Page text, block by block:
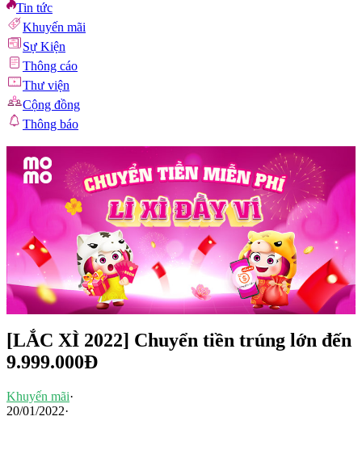
Tin tức
Khuyến mãi
Sự Kiện
Thông cáo
Thư viện
Cộng đồng
Thông báo
[LẮC XÌ 2022] Chuyển tiền trúng lớn đến
9.999.000Đ
Khuyến mãi·
20/01/2022·